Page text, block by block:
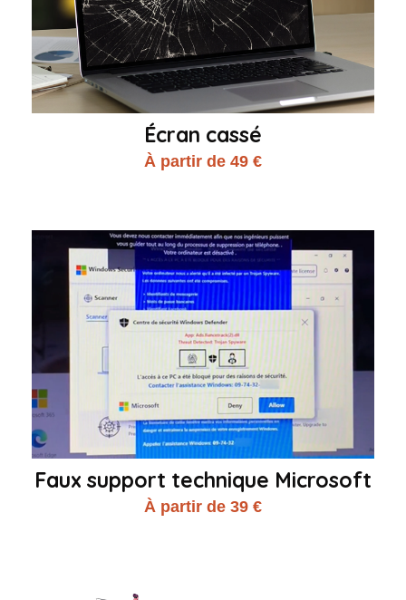
Écran cassé
À partir de 49 €
Faux support technique Microsoft
À partir de 39 €